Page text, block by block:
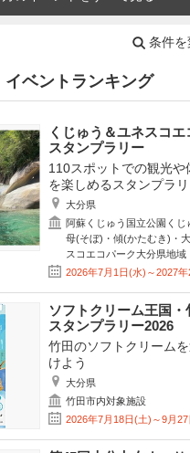
条件
イベントランキング
くじゅう＆ユネスコ
スタンプラリー
110スポットでの観光や
を楽しめるスタンプラ
大分県
阿蘇くじゅう国立公園くじ
母(そぼ)・傾(かたむき)・
スコエコパーク大分県地域
2026年7月1日(水)～2027
ソフトクリーム王国
スタンプラリー2026
竹田のソフトクリーム
けよう
大分県
竹田市内対象施設
2026年7月18日(土)～9月27